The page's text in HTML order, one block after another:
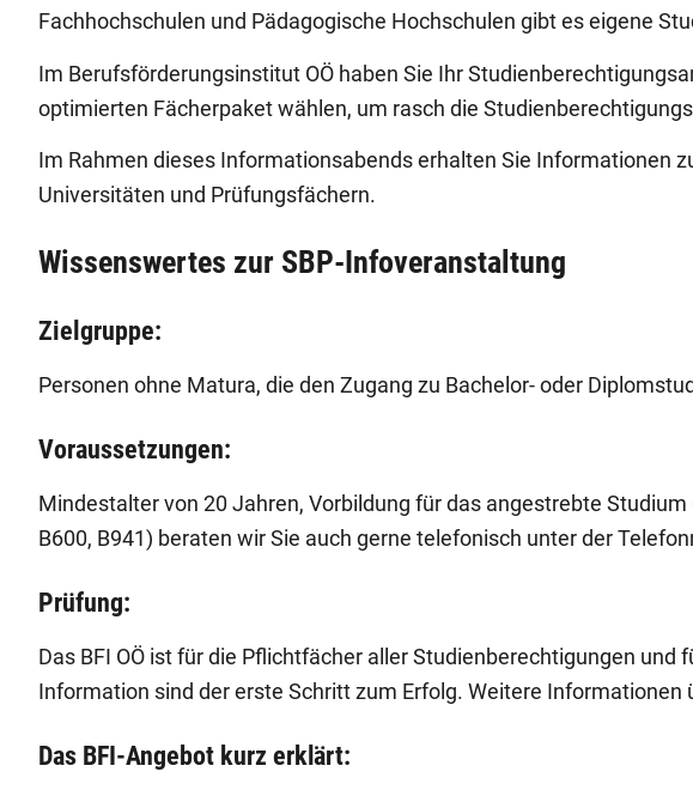
Fachhochschulen und Pädagogische Hochschulen gibt es eigene
Im Berufsförderungsinstitut OÖ haben Sie Ihr
optimierten Fächerpaket wählen, um rasch die
Im Rahmen dieses Informationsabends erhalten Sie Informationen
Universitäten und Prüfungsfächern.
Wissenswertes zur SBP-Infoveranstaltung
Zielgruppe:
Personen ohne Matura, die den Zugang zu Bachelor- oder
Voraussetzungen:
Mindestalter von 20 Jahren, Vorbildung für das angestrebte
B600, B941) beraten wir Sie auch gerne telefonisch unter der
Prüfung:
Das BFI OÖ ist für die Pflichtfächer aller Studienberechtigungen
Information sind der erste Schritt zum Erfolg. Weitere Informationen
Das BFI-Angebot kurz erklärt: